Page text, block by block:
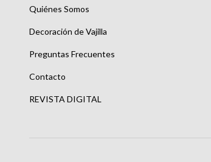
Quiénes Somos
Decoración de Vajilla
Preguntas Frecuentes
Contacto
REVISTA DIGITAL